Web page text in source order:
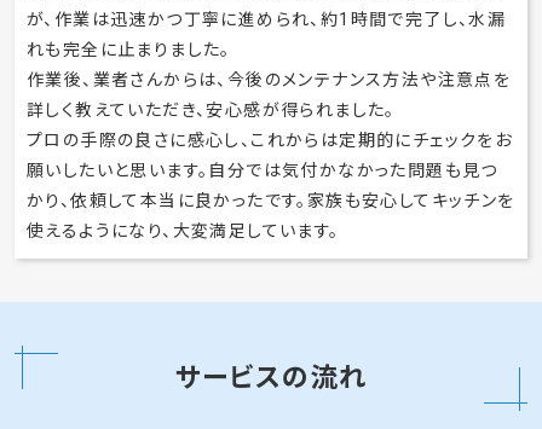
が、作業は迅速かつ丁寧に進められ、約1時間で完了し、水漏
れも完全に止まりました。
作業後、業者さんからは、今後のメンテナンス方法や注意点を
詳しく教えていただき、安心感が得られました。
プロの手際の良さに感心し、これからは定期的にチェックをお
願いしたいと思います。自分では気付かなかった問題も見つ
かり、依頼して本当に良かったです。家族も安心してキッチンを
使えるようになり、大変満足しています。
サービスの流れ